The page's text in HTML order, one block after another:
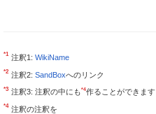
*1 注釈1: WikiName
*2 注釈2: SandBoxへのリンク
*3 注釈3: 注釈の中にも*4作ることができます
*4 注釈の注釈を